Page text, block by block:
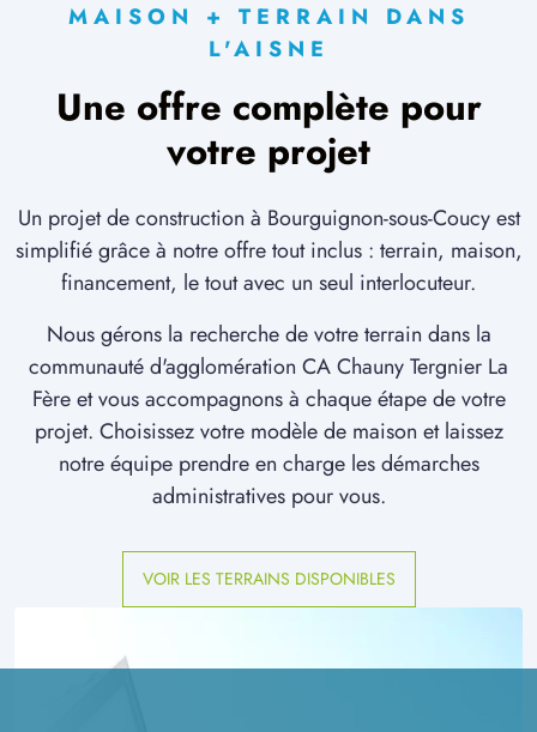
MAISON + TERRAIN DANS
L'AISNE
Une offre complète pour
votre projet
Un projet de construction à Bourguignon-sous-Coucy est
simplifié grâce à notre offre tout inclus : terrain, maison,
financement, le tout avec un seul interlocuteur.
Nous gérons la recherche de votre terrain dans la
communauté d'agglomération CA Chauny Tergnier La
Fère et vous accompagnons à chaque étape de votre
projet. Choisissez votre modèle de maison et laissez
notre équipe prendre en charge les démarches
administratives pour vous.
VOIR LES TERRAINS DISPONIBLES